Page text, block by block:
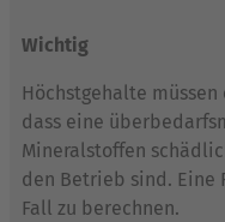
Wichtig
Höchstgehalte
dass eine
Mineralstoffen
den Betrieb sind. Eine
Fall zu berechnen.